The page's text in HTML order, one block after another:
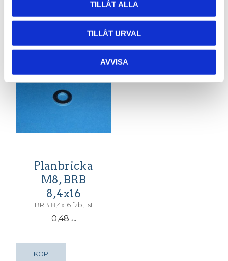
TILLÅT ALLA
TILLÅT URVAL
AVVISA
KÖP KÖP
Planbricka
M8, BRB
8,4x16
BRB 8,4x16 fzb, 1st
0,48 KR
KÖP